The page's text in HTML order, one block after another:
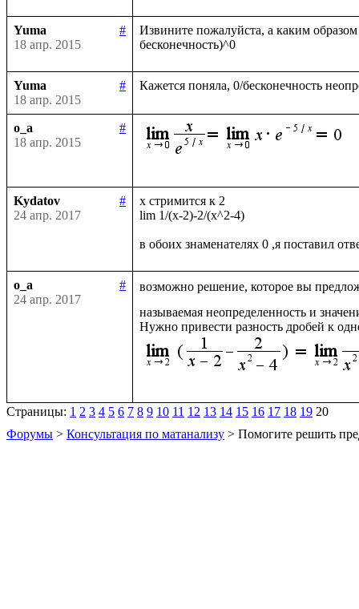
Yuma
#
18 апр. 2015
Извините пожалуйста, а каким
Yuma
#
18 апр. 2015
o_a
#
18 апр. 2015
Kydatov
#
24 апр. 2017
x стримится к 2
lim 1/(x-2)-2/(x^2-4)
o_a
#
24 апр. 2017
возможно решение, которое вы
называемая неопределенность и
Нужно привести разность дробей к
Страницы: 1 2 3 4 5 6 7 8 9 10 11 12 13 14 15 16 17 18 19 20
Форумы > Консультация по матанализу > Помогите решить